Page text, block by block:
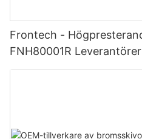
Frontech -
FNH80001R Leverantörer